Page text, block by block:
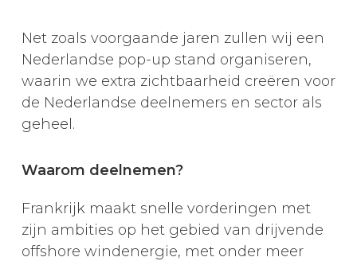
Net zoals voorgaande jaren zullen wij een
Nederlandse pop-up stand organiseren,
waarin we extra zichtbaarheid creëren voor
de Nederlandse deelnemers en sector als
geheel.
Waarom deelnemen?
Frankrijk maakt snelle vorderingen met
zijn ambities op het gebied van drijvende
offshore windenergie, met onder meer